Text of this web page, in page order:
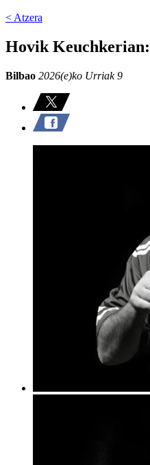
< Atzera
Hovik
Bilbao 2026(e)ko Urriak 9